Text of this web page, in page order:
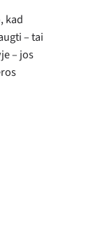
kad
– tai
– jos